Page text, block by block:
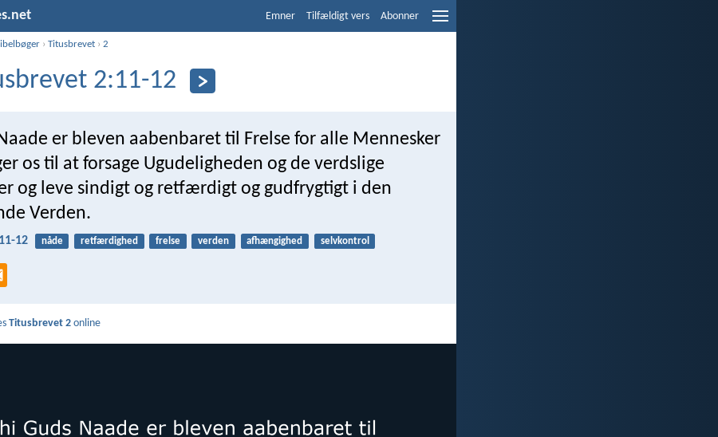
Emner Tilfældigt vers Abonner
›Titusbrevet ›2
2:11-12
er bleven aabenbaret til Frelse for alle Mennesker
os til at forsage Ugudeligheden og de verdslige
og leve sindigt og retfærdigt og gudfrygtigt i den
Verden.
12 nåde retfærdighed frelse verden afhængighed selvkontrol
Titusbrevet 2 online